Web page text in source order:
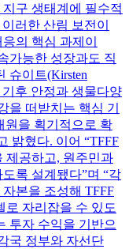
구 생태계에 필수적
러한 산림 보전이
의 핵심 과제이
가능한 성장과도 직
슈이트(Kirsten
기후 안정과 생물다양
을 떠받치는 핵심 기
원을 획기적으로 확
밝혔다. 이어 “TFFF
제공하고, 원주민과
록 설계됐다”며 “각
본을 조성해 TFFF
로 자리잡을 수 있도
투자 수익을 기반으
국 정부와 자선단